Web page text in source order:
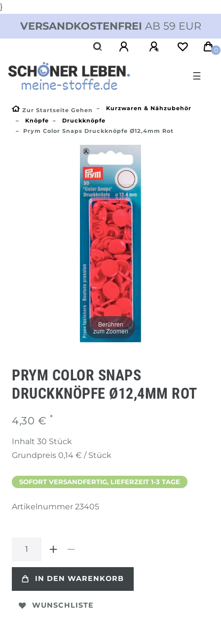
}
VERSANDKOSTENFREI AB 59 EUR
0
☰
Zur Startseite Gehen
Kurzwaren & Nähzubehör
Knöpfe
Druckknöpfe
Prym Color Snaps Druckknöpfe Ø12,4mm Rot
Berühren
zum Zoomen
PRYM COLOR SNAPS
DRUCKKNÖPFE Ø12,4MM ROT
4,30 € *
Inhalt 30 Stück
Grundpreis 0,14 € / Stück
SOFORT VERSANDFERTIG, LIEFERZEIT 1-3 TAGE
Artikelnummer 23405
IN DEN WARENKORB
WUNSCHLISTE